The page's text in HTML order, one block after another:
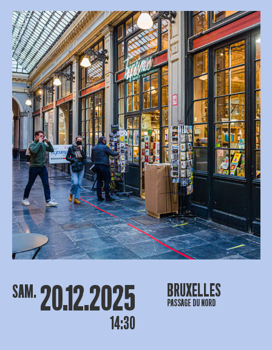
SAM. 20.12.2025
14:30
BRUXELLES
PASSAGE DU NORD